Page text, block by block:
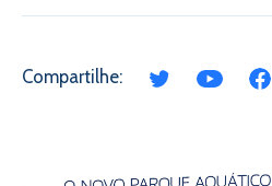
Compartilhe: